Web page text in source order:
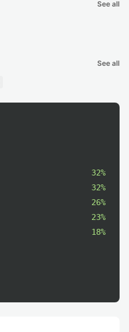
See all
See all
32%
32%
26%
23%
18%